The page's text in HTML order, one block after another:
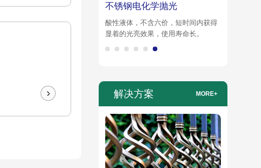
不锈钢钝化剂
可使不锈钢表面生成一层无铁酸盐的
不锈钢电化学抛光
酸性液体，不含六价，短时间内获得
显着的光亮效果，使用寿命长。
解决方案 MORE+